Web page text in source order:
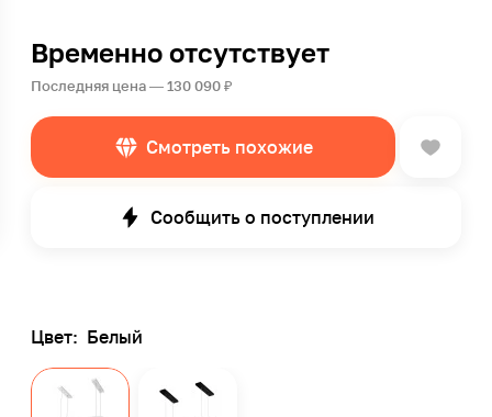
Временно отсутствует
Последняя цена — 130 090 ₽
Смотреть похожие
Сообщить о поступлении
Цвет: Белый